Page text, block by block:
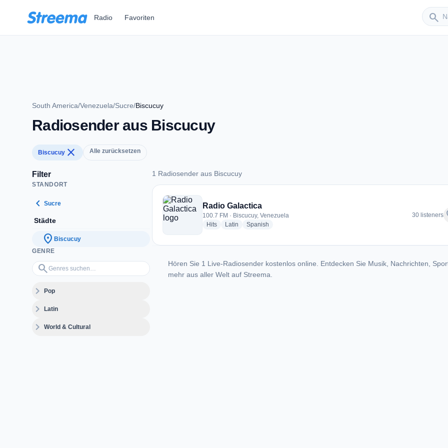
Radio Favoriten search
Sender
South America/Venezuela/Sucre/Biscucuy
Radiosender aus Biscucuy
Biscucuy close Alle zurücksetzen
Filter
STANDORT
chevron_left Sucre
Städte
location_on Biscucuy
GENRE
search
Genres suchen…
expand_morePop
expand_moreLatin
expand_moreWorld & Cultural
1 Radiosender aus Biscucuy
1 Radiosender aus Biscucuy
Radio Galactica
100.7 FM · Biscucuy, Venezuela
Hitsradio stations
Latin radio stations
Spanish
30 listeners
Hören Sie 1 Live-Radiosender kostenlos online. Entdecken Sie Musik, Nachrichten,
mehr aus aller Welt auf Streema.